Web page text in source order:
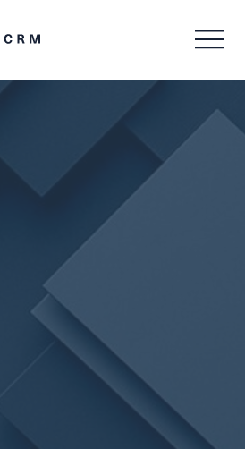
Logga in